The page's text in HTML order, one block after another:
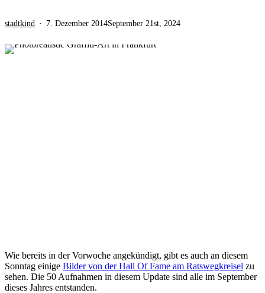
stadtkind 7. Dezember 2014September 21st, 2024
Wie bereits in der Vorwoche angekündigt, gibt es auch an diesem
Sonntag einige Bilder von der Hall Of Fame am Ratswegkreisel zu
sehen. Die 50 Aufnahmen in diesem Update sind alle im September
dieses Jahres entstanden.